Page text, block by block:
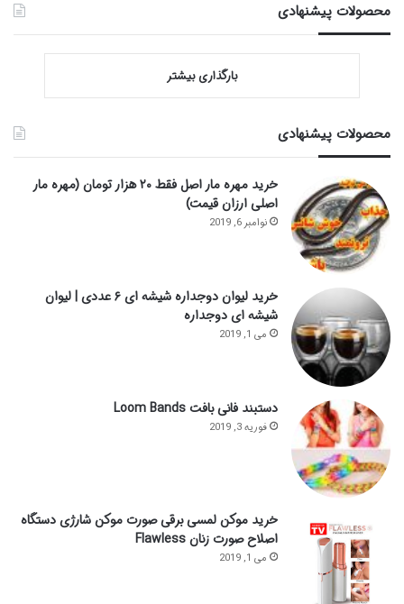
محصولات پیشنهادی
بارگذاری بیشتر
محصولات پیشنهادی
خرید مهره مار اصل فقط ۲۰ هزار تومان (مهره مار
اصلی ارزان قیمت)
نوامبر 6, 2019
خرید لیوان دوجداره شیشه ای ۶ عددی | لیوان
شیشه ای دوجداره
می 1, 2019
دستبند فانی بافت Loom Bands
فوریه 3, 2019
خرید موکن لمسی برقی صورت موکن شارژی دستگاه
اصلاح صورت زنان Flawless
می 1, 2019